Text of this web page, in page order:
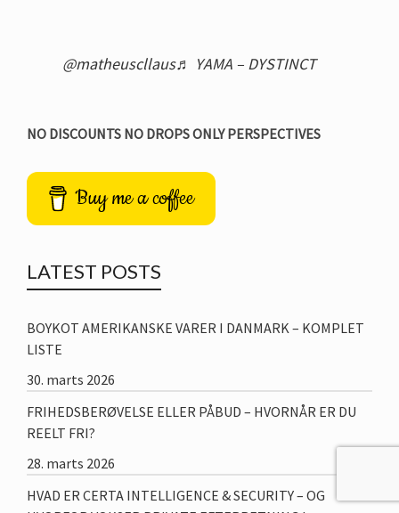
@matheuscllaus♬ YAMA – DYSTINCT
NO DISCOUNTS NO DROPS ONLY PERSPECTIVES
Buy me a coffee
LATEST POSTS
BOYKOT AMERIKANSKE VARER I DANMARK – KOMPLET
LISTE
30. marts 2026
FRIHEDSBERØVELSE ELLER PÅBUD – HVORNÅR ER DU
REELT FRI?
28. marts 2026
HVAD ER CERTA INTELLIGENCE & SECURITY – OG